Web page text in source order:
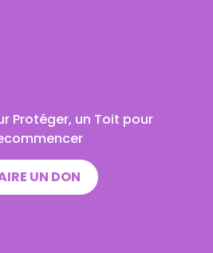
Protéger, un Toit pour
UN DON